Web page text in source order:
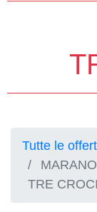
Tutte le
TRE CROCI